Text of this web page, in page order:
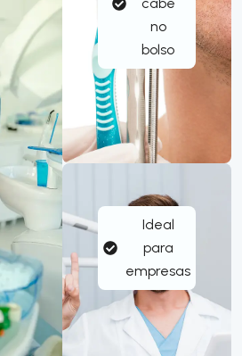
no
bolso
Ideal
para
empresas